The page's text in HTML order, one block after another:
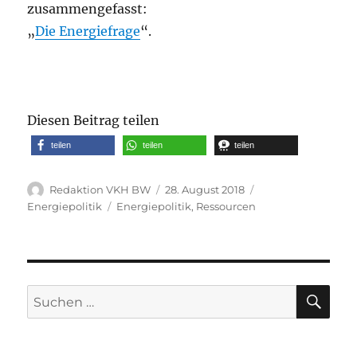
zusammengefasst:
„Die Energiefrage“.
Diesen Beitrag teilen
teilen teilen teilen
Autor
Redaktion VKH BW
Veröffentlicht
am
28. August 2018
Energiepolitik
Schlagwörter
Energiepolitik, Ressourcen
Suche
nach: